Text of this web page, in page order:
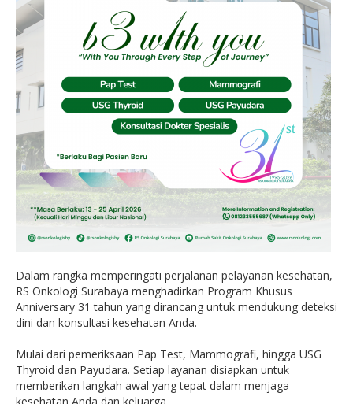
Dalam rangka memperingati perjalanan pelayanan kesehatan,
RS Onkologi Surabaya menghadirkan Program Khusus
Anniversary 31 tahun yang dirancang untuk mendukung deteksi
dini dan konsultasi kesehatan Anda.
Mulai dari pemeriksaan Pap Test, Mammografi, hingga USG
Thyroid dan Payudara. Setiap layanan disiapkan untuk
memberikan langkah awal yang tepat dalam menjaga